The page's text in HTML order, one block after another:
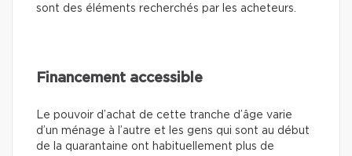
sont des éléments recherchés par les acheteurs.
Financement accessible
Le pouvoir d’achat de cette tranche d’âge varie
d’un ménage à l’autre et les gens qui sont au début
de la quarantaine ont habituellement plus de